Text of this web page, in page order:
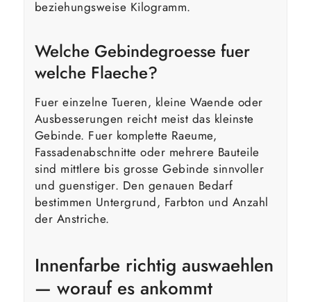
beziehungsweise Kilogramm.
Welche Gebindegroesse fuer
welche Flaeche?
Fuer einzelne Tueren, kleine Waende oder
Ausbesserungen reicht meist das kleinste
Gebinde. Fuer komplette Raeume,
Fassadenabschnitte oder mehrere Bauteile
sind mittlere bis grosse Gebinde sinnvoller
und guenstiger. Den genauen Bedarf
bestimmen Untergrund, Farbton und Anzahl
der Anstriche.
Innenfarbe richtig auswaehlen
— worauf es ankommt